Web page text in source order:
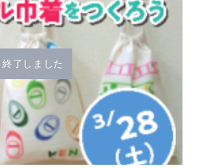
終了しました